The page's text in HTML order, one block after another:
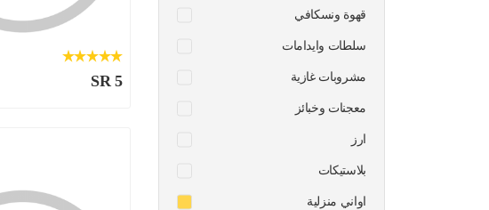
قهوة ونسكافي
سلطات وايدامات
مشروبات غازية
معجنات وخبائز
ارز
بلاستيكات
اواني منزلية
SR 5